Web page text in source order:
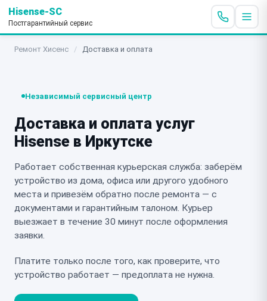
Hisense-SC
Постгарантийный сервис
Ремонт Хисенс / Доставка и оплата
Независимый сервисный центр
Доставка и оплата услуг
Hisense в Иркутске
Работает собственная курьерская служба: заберём
устройство из дома, офиса или другого удобного
места и привезём обратно после ремонта — с
документами и гарантийным талоном. Курьер
выезжает в течение 30 минут после оформления
заявки.
Платите только после того, как проверите, что
устройство работает — предоплата не нужна.